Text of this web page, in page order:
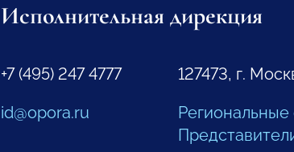
Исполнительная дирекция
+7 (495) 247 4777
id@opora.ru
127473, г.
Региональные